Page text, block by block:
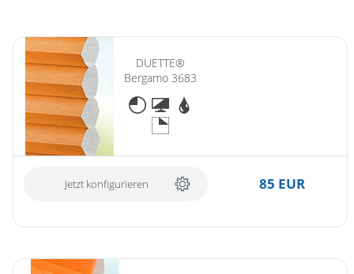
DUETTE®
Bergamo 3683
Jetzt konfigurieren 85 EUR